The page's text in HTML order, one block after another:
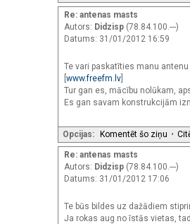
Re: antenas masts
Autors: Didzisp (78.84.100.---)
Datums: 31/01/2012 16:59
Te vari paskatīties manu
www.freefm.lv
Tur gan es, mācību nolūkam,
Es gan savam konstrukcijām
Opcijas: Komentēt šo ziņu •
Re: antenas masts
Autors: Didzisp (78.84.100.---)
Datums: 31/01/2012 17:06
Te būs bildes uz dažādiem
Ja rokas aug no īstās vietas,